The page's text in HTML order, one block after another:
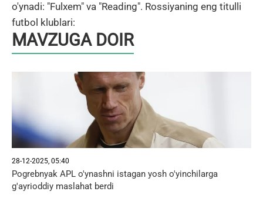
o'ynadi: "Fulxem" va "Reading". Rossiyaning eng titulli
futbol klublari:
MAVZUGA DOIR
28-12-2025, 05:40
Pogrebnyak APL o'ynashni istagan yosh o'yinchilarga
g'ayrioddiy maslahat berdi